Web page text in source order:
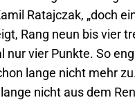
Ratajczak, „doch
Rang neun bis vier
nur vier Punkte. So
lange nicht mehr
nicht aus dem